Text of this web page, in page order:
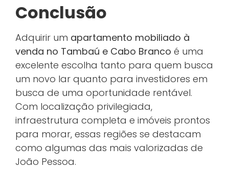
Conclusão
Adquirir um apartamento mobiliado à
venda no Tambaú e Cabo Branco é uma
excelente escolha tanto para quem busca
um novo lar quanto para investidores em
busca de uma oportunidade rentável.
Com localização privilegiada,
infraestrutura completa e imóveis prontos
para morar, essas regiões se destacam
como algumas das mais valorizadas de
João Pessoa.